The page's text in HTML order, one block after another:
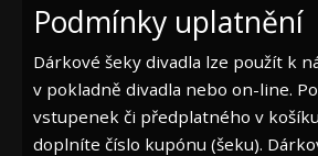
Podmínky uplatnění
Dárkové šeky divadla lze použít k
v pokladně divadla nebo on-line.
vstupenek či předplatného v
doplníte číslo kupónu (šeku).